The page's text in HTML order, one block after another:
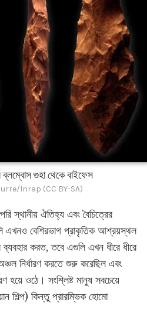
ব্লম্বোস গুহা থেকে বাইফেস
Inrap (CC BY-SA)
স্থানীয় ঐতিহ্য এবং বৈচিত্রের
এখনও বেশিরভাগ প্রাকৃতিক আশ্রয়স্থল
করত, তবে এগুলি এখন ধীরে ধীরে
নির্ধারণ করতে শুরু করেছিল এবং
হয়ে ওঠে। সংশ্লিষ্ট মানুষ সবচেয়ে
শিল্প) কিন্তু প্রারম্ভিক হোমো